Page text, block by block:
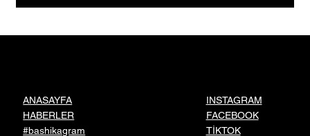
ANASAYFA
HABERLER
#bashikagram
INSTAGRAM
FACEBOOK
TİKTOK